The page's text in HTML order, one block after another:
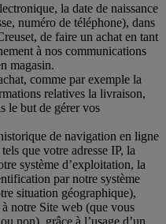
la date de naissance
numéro de téléphone), dans
de faire un achat en tant
à nos communications
magasin.
comme par exemple la
relatives la livraison,
le but de gérer vos
de navigation en ligne
que votre adresse IP, la
système d’exploitation, la
par notre système
situation géographique),
notre Site web (que vous
non), grâce à l’usage d’un